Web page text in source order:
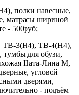
полки навесные,
матрасы шириной
- 500руб;
ТВ-3(Н4), ТВ-4(Н4),
для обуви,
Ната-Лина М,
угловой
дверями,
- подъём